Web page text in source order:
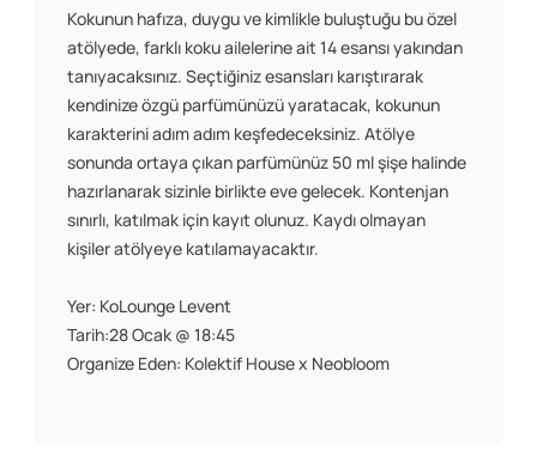
Kokunun hafıza, duygu ve kimlikle buluştuğu bu özel
atölyede, farklı koku ailelerine ait 14 esansı yakından
tanıyacaksınız. Seçtiğiniz esansları karıştırarak
kendinize özgü parfümünüzü yaratacak, kokunun
karakterini adım adım keşfedeceksiniz. Atölye
sonunda ortaya çıkan parfümünüz 50 ml şişe halinde
hazırlanarak sizinle birlikte eve gelecek. Kontenjan
sınırlı, katılmak için kayıt olunuz. Kaydı olmayan
kişiler atölyeye katılamayacaktır.
Yer: KoLounge Levent
Tarih:28 Ocak @ 18:45
Organize Eden: Kolektif House x Neobloom